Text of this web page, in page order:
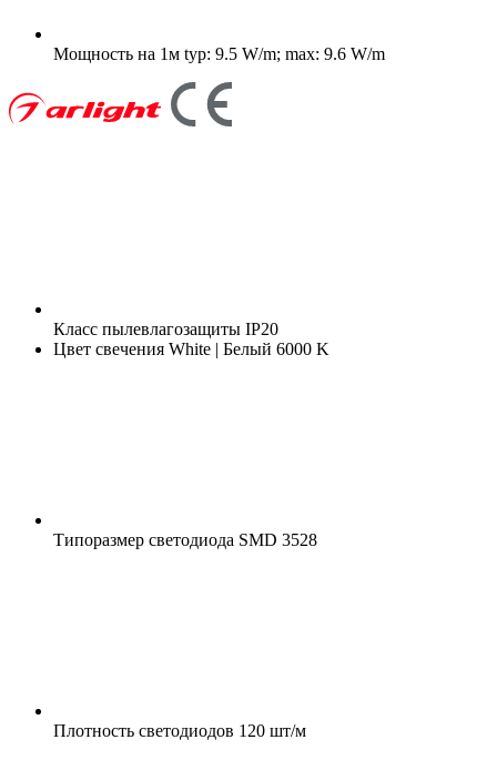
Мощность на 1м typ: 9.5 W/m; max: 9.6 W/m
Класс пылевлагозащиты IP20
Цвет свечения White | Белый 6000 K
Типоразмер светодиода SMD 3528
Плотность светодиодов 120 шт/м